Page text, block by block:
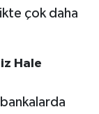
çok daha
Hale